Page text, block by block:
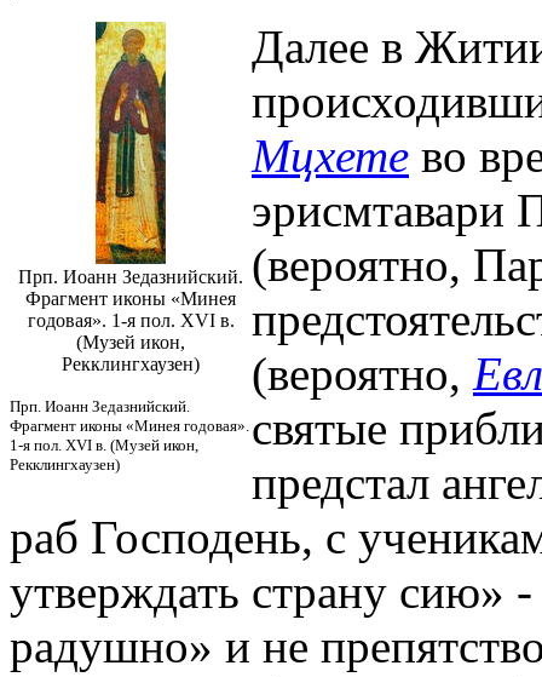
Прп. Иоанн Зедазнийский.
Фрагмент иконы «Минея
годовая». 1-я пол. XVI в.
(Музей икон,
Рекклингхаузен)
Прп. Иоанн Зедазнийский.
Фрагмент иконы «Минея годовая».
1-я пол. XVI в. (Музей икон,
Рекклингхаузен)
Далее в
Мцхете во
эрисмтавари
(вероятно,
(вероятно,
святые
предстал
раб Господень, с
утверждать страну сию»
радушно» и не